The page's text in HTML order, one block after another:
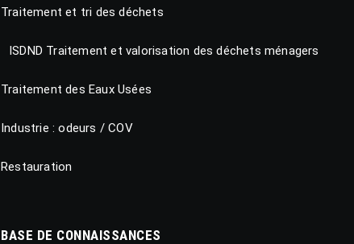
Traitement et tri des déchets
ISDND Traitement et valorisation des déchets ménagers
Traitement des Eaux Usées
Industrie : odeurs / COV
Restauration
BASE DE CONNAISSANCES